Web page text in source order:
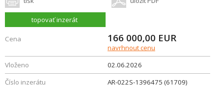
topovať inzerát
Cena 166 000,00 EUR
navrhnout cenu
Vloženo
02.06.2026
Číslo inzerátu
AR-022S-1396475 (61709)